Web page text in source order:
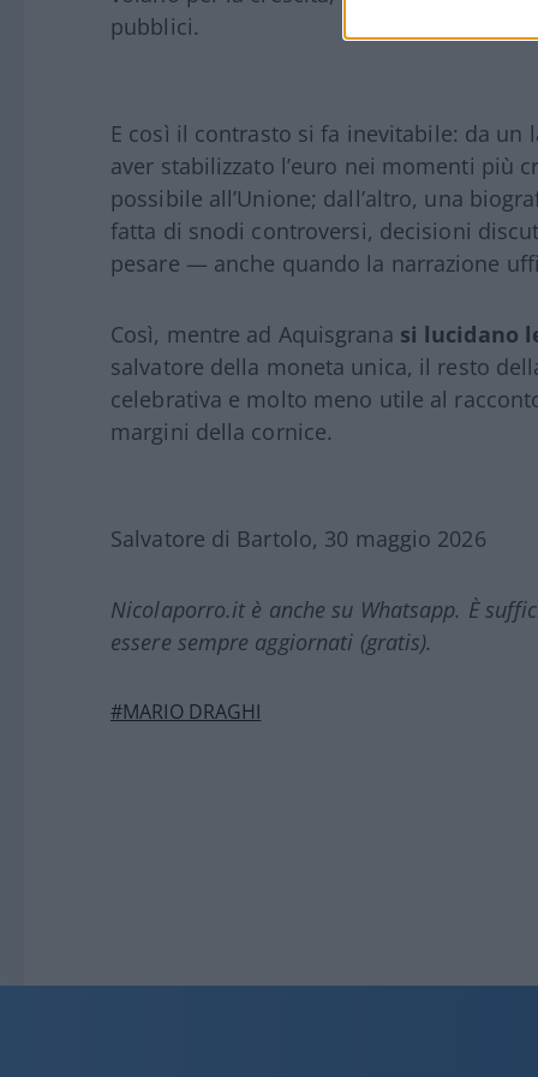
pubblici.
E così il contrasto si fa inevitabile: da un
aver stabilizzato l’euro nei momenti più
possibile all’Unione; dall’altro, una
fatta di snodi controversi, decisioni
pesare — anche quando la narrazione
Così, mentre ad Aquisgrana si lucidano
salvatore della moneta unica, il resto
celebrativa e molto meno utile al
margini della cornice.
Salvatore di Bartolo, 30 maggio 2026
Nicolaporro.it è anche su Whatsapp. È
essere sempre aggiornati (gratis).
#MARIO DRAGHI